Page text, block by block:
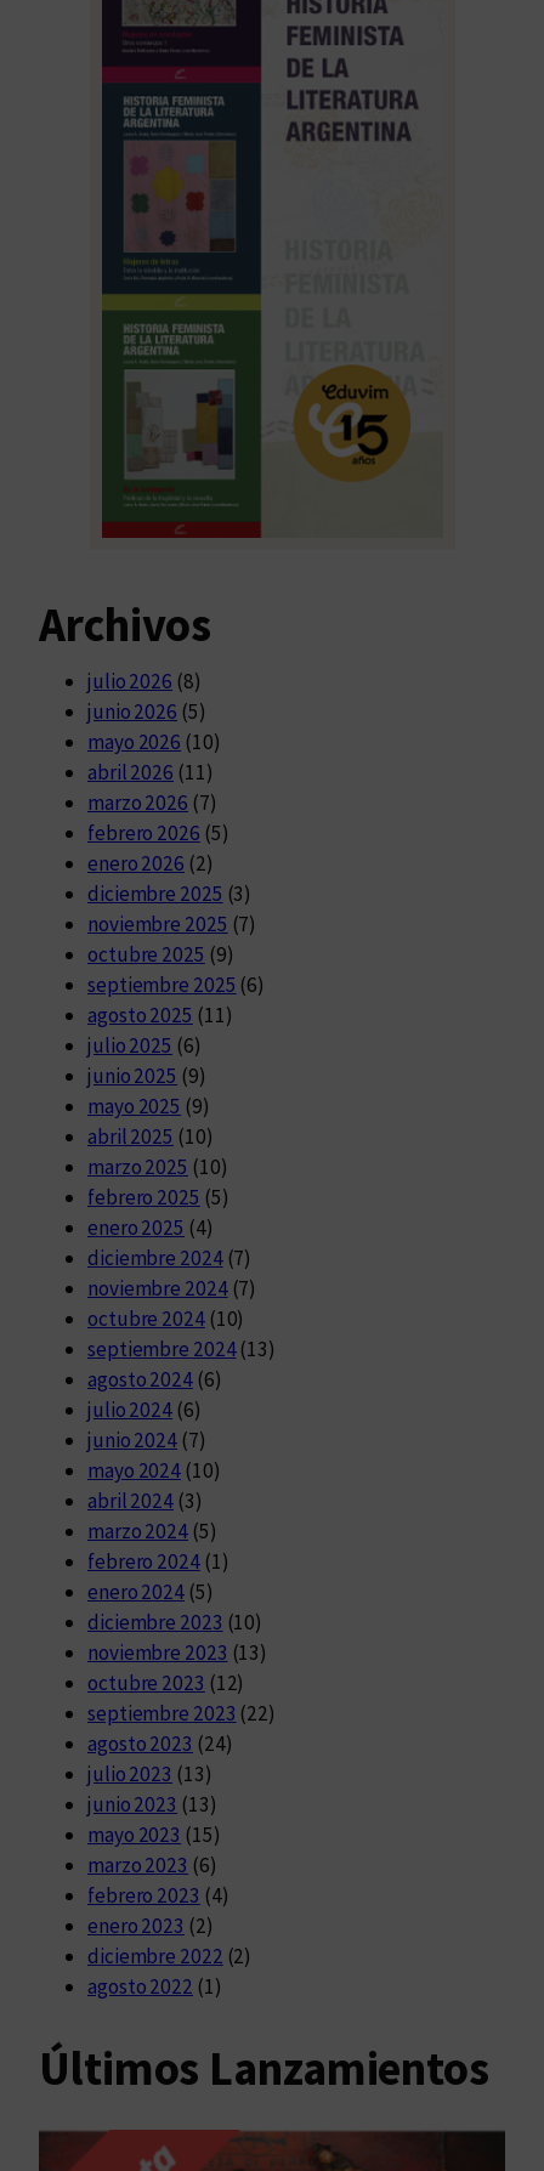
Archivos
julio 2026 (8)
junio 2026 (5)
mayo 2026 (10)
abril 2026 (11)
marzo 2026 (7)
febrero 2026 (5)
enero 2026 (2)
diciembre 2025 (3)
noviembre 2025 (7)
octubre 2025 (9)
septiembre 2025 (6)
agosto 2025 (11)
julio 2025 (6)
junio 2025 (9)
mayo 2025 (9)
abril 2025 (10)
marzo 2025 (10)
febrero 2025 (5)
enero 2025 (4)
diciembre 2024(7)
noviembre 2024(7)
octubre 2024(10)
septiembre 2024(13)
agosto 2024(6)
julio 2024 (6)
junio 2024 (7)
mayo 2024 (10)
abril 2024 (3)
marzo 2024 (5)
febrero 2024(1)
enero 2024 (5)
diciembre 2023 (10)
noviembre 2023 (13)
octubre 2023 (12)
septiembre 2023 (22)
agosto 2023 (24)
julio 2023 (13)
junio 2023 (13)
mayo 2023 (15)
marzo 2023 (6)
febrero 2023 (4)
enero 2023 (2)
diciembre 2022 (2)
agosto 2022 (1)
Últimos Lanzamientos